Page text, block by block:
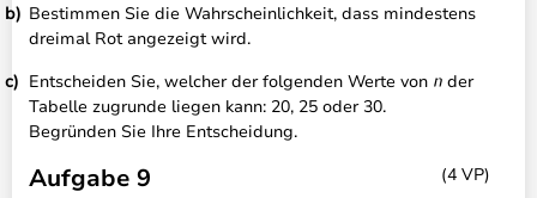
Bestimmen Sie die Wahrscheinlichkeit, dass mindestens
dreimal Rot angezeigt wird.
Entscheiden Sie, welcher der folgenden Werte von
der
Tabelle zugrunde liegen kann: 20, 25 oder 30.
Begründen Sie Ihre Entscheidung.
(4 VP)
Aufgabe 9